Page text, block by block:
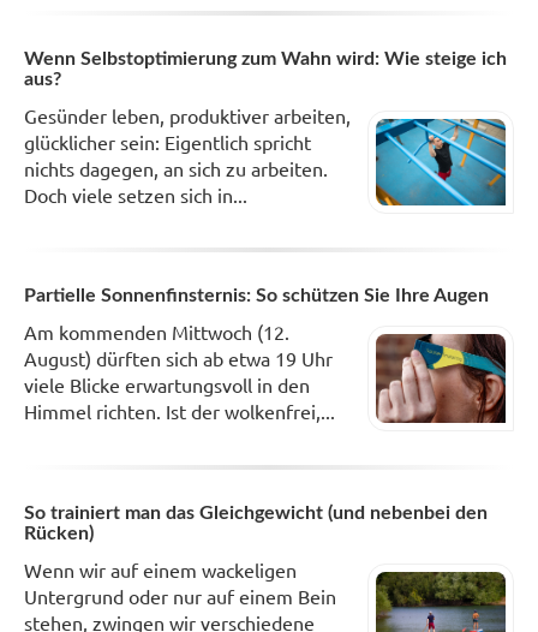
Wenn Selbstoptimierung zum Wahn wird: Wie steige ich
aus?
Gesünder leben, produktiver arbeiten,
glücklicher sein: Eigentlich spricht
nichts dagegen, an sich zu arbeiten.
Doch viele setzen sich in...
Partielle Sonnenfinsternis: So schützen Sie Ihre Augen
Am kommenden Mittwoch (12.
August) dürften sich ab etwa 19 Uhr
viele Blicke erwartungsvoll in den
Himmel richten. Ist der wolkenfrei,...
So trainiert man das Gleichgewicht (und nebenbei den
Rücken)
Wenn wir auf einem wackeligen
Untergrund oder nur auf einem Bein
stehen, zwingen wir verschiedene